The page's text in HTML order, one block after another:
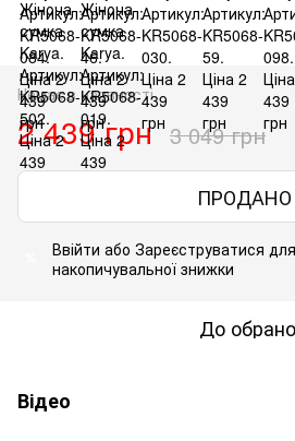
Немає в наявності
2 439 грн 3 049 грн
ПРОДАНО
Ввійти або Зареєструватися
накопичувальної знижки
До
Відео